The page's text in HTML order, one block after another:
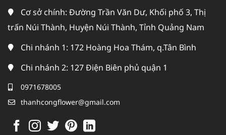
Cơ sở chính: Đường Trần Văn Dư, Khối phố 3, Thị
trấn Núi Thành, Huyện Núi Thành, Tỉnh Quảng Nam
Chi nhánh 1: 172 Hoàng Hoa Thám, q.Tân Bình
Chi nhánh 2: 127 Điện Biên phủ quận 1
0971678005
thanhcongflower@gmail.com